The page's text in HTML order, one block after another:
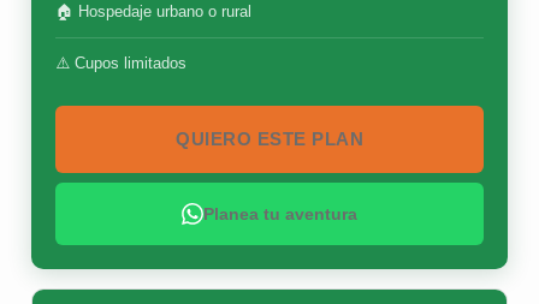
🏠 Hospedaje urbano o rural
⚠️ Cupos limitados
QUIERO ESTE PLAN
Planea tu aventura